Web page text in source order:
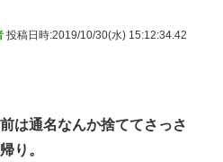
投稿日時:2019/10/30(水) 15:12:34.42
は通名なんか捨ててさっさ
り。